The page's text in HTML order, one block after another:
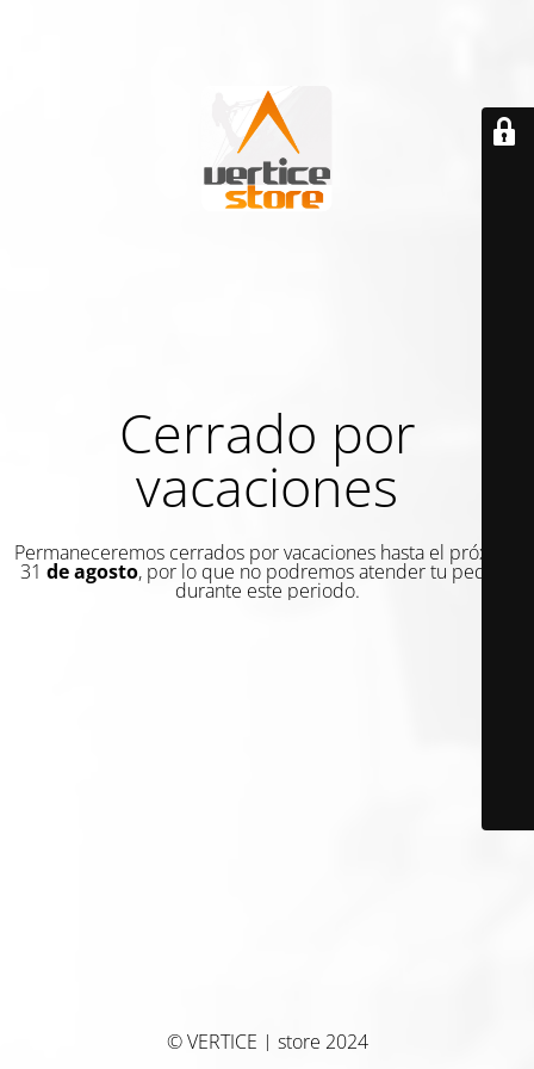
Cerrado por
vacaciones
Permaneceremos cerrados por vacaciones hasta el próximo
31 de agosto, por lo que no podremos atender tu pedido
durante este periodo.
© VERTICE | store 2024